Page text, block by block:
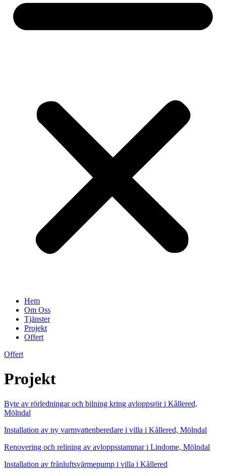
Hem
Om Oss
Tjänster
Projekt
Offert
Offert
Projekt
Byte av rörledningar och bilning kring avloppsrör i Kållered,
Mölndal
Installation av ny varmvattenberedare i villa i Kållered, Mölndal
Renovering och relining av avloppsstammar i Lindome, Mölndal
Installation av frånluftsvärmepump i villa i Kållered